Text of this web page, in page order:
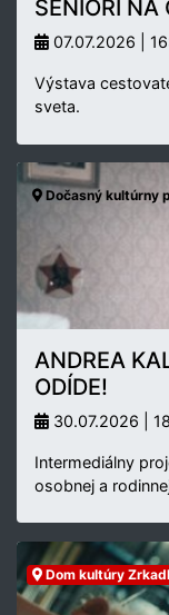
SENIORI NA
07.07.2026 |
Výstava
sveta.
Dočasný kultúrny
ANDREA
ODÍDE!
30.07.2026 |
Intermediálny
osobnej a
Dom kultúry